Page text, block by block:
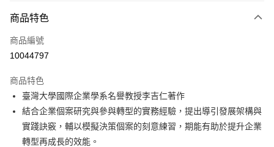
信用卡一次付款
LINE Pay
街口支付
悠遊付
ATM付款
商品特色
商品編號
10044797
商品特色
臺灣大學國際企業學系名譽教授李吉仁著作
結合企業個案研究與參與轉型的實務經驗，提出導引發展架構與
實踐訣竅，輔以模擬決策個案的刻意練習，期能有助於提升企業
轉型再成長的效能。